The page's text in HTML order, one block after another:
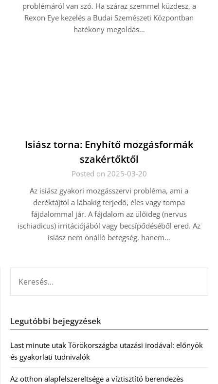
problémáról van szó. Ha száraz szemmel küzdesz, a
Rexon Eye kezelés a Budai Szemészeti Központban
hatékony megoldás…
Isiász torna: Enyhítő mozgásformák
szakértőktől
Posted on 2025-03-20
Az isiász gyakori mozgásszervi probléma, ami a
deréktájtól a lábakig terjedő, éles vagy tompa
fájdalommal jár. A fájdalom az ülőideg (nervus
ischiadicus) irritációjából vagy becsípődéséből ered. Az
isiász nem önálló betegség, hanem…
Legutóbbi bejegyzések
Last minute utak Törökországba utazási irodával: előnyök
és gyakorlati tudnivalók
Az otthon alapfelszereltsége a víztisztító berendezés